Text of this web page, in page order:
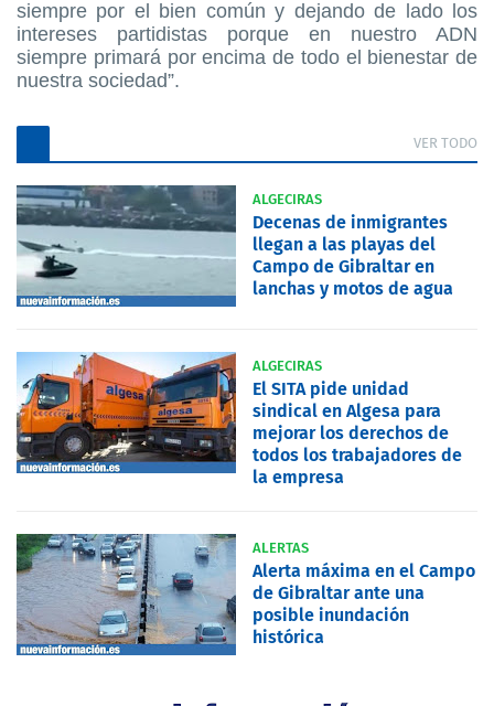
siempre por el bien común y dejando de lado los
intereses partidistas porque en nuestro ADN
siempre primará por encima de todo el bienestar de
nuestra sociedad”.
VER TODO
ALGECIRAS
Decenas de inmigrantes
llegan a las playas del
Campo de Gibraltar en
lanchas y motos de agua
ALGECIRAS
El SITA pide unidad
sindical en Algesa para
mejorar los derechos de
todos los trabajadores de
la empresa
ALERTAS
Alerta máxima en el Campo
de Gibraltar ante una
posible inundación
histórica